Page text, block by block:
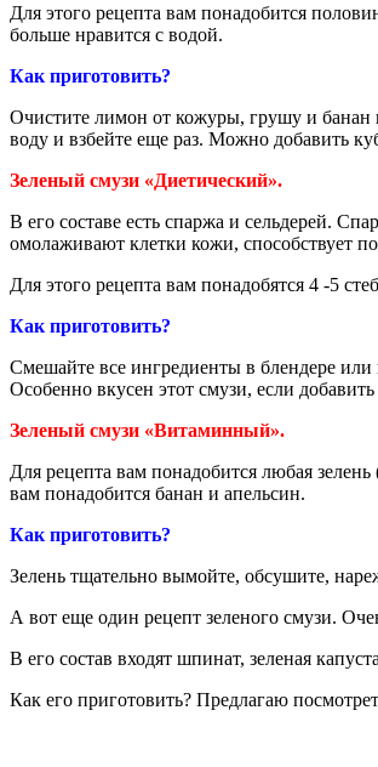
Для этого рецепта вам понадобится
больше нравится с водой.
Как приготовить?
Очистите лимон от кожуры, грушу и банан
воду и взбейте еще раз. Можно добавить
Зеленый смузи «Диетический».
В его составе есть спаржа и сельдерей.
омолаживают клетки кожи, способствует
Для этого рецепта вам понадобятся 4 -5
Как приготовить?
Смешайте все ингредиенты в блендере
Особенно вкусен этот смузи, если
Зеленый смузи «Витаминный».
Для рецепта вам понадобится любая
вам понадобится банан и апельсин.
Как приготовить?
Зелень тщательно вымойте, обсушите,
А вот еще один рецепт зеленого смузи.
В его состав входят шпинат, зеленая
Как его приготовить? Предлагаю